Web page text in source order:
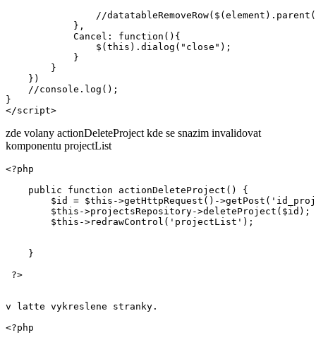
//
            },
            Cancel: function(){
                $(this).dialog("close");
            }
        }
    })
    //console.log();
}
</script>
zde volany actionDeleteProject kde se snazim invalidovat
komponentu projectList
<?php
    public function actionDeleteProject() {
$id = $this->getHttpRequest()-
        $this->projectsRepository->deleteProject($id);
        $this->redrawControl('projectList');
    }
?>
v latte vykreslene stranky.
<?php